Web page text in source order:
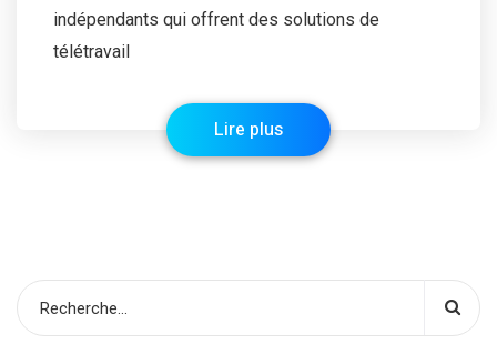
indépendants qui offrent des solutions de
télétravail
Lire plus